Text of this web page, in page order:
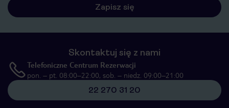
Zapisz się
Skontaktuj się z nami
Telefoniczne Centrum Rezerwacji
pon. – pt. 08:00–22:00, sob. – niedz. 09:00–21:00
22 270 31 20